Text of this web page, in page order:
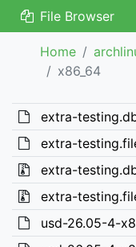
File Browser
Home
x86_64
extra-
extra-
extra-
extra-
usd-26.05-4-